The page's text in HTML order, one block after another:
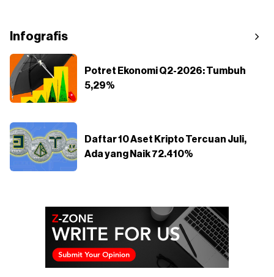
Infografis
Potret Ekonomi Q2-2026: Tumbuh
5,29%
Daftar 10 Aset Kripto Tercuan Juli,
Ada yang Naik 72.410%